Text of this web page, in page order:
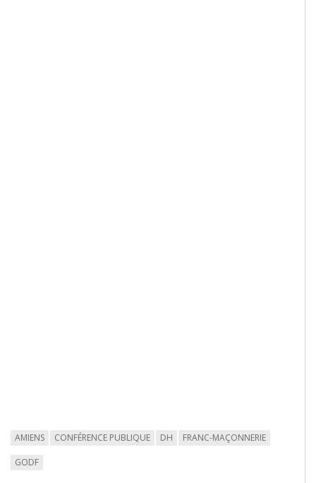
AMIENS CONFÉRENCE PUBLIQUE DH FRANC-MAÇONNERIE
GODF